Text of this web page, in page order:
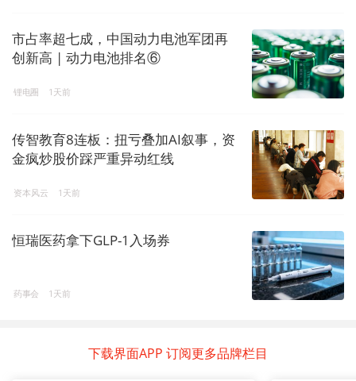
市占率超七成，中国动力电池军团再
创新高 | 动力电池排名⑥
锂电圈 1天前
传智教育8连板：扭亏叠加AI叙事，资
金疯炒股价踩严重异动红线
资本风云 1天前
恒瑞医药拿下GLP-1入场券
药事会 1天前
下载界面APP 订阅更多品牌栏目